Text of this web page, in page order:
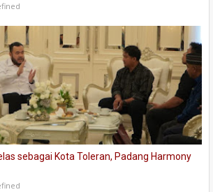
sebagai Kota Toleran, Padang Harmony